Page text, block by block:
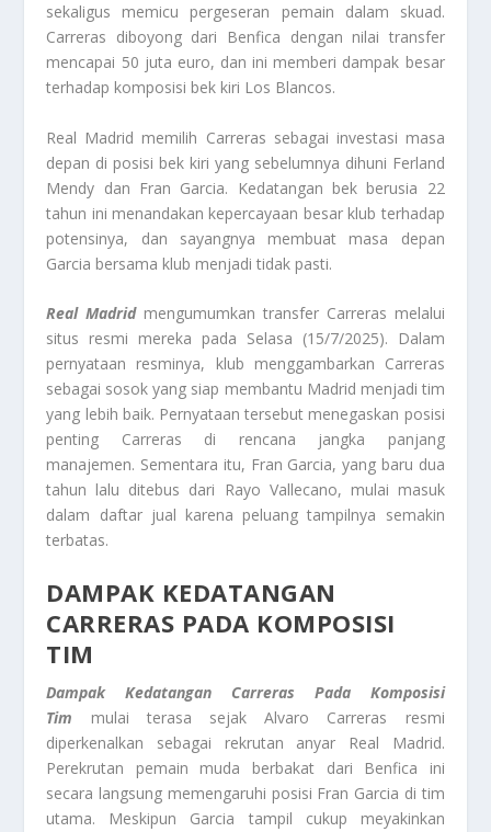
sekaligus memicu pergeseran pemain dalam skuad.
Carreras diboyong dari Benfica dengan nilai transfer
mencapai 50 juta euro, dan ini memberi dampak besar
terhadap komposisi bek kiri Los Blancos.
Real Madrid memilih Carreras sebagai investasi masa
depan di posisi bek kiri yang sebelumnya dihuni Ferland
Mendy dan Fran Garcia. Kedatangan bek berusia 22
tahun ini menandakan kepercayaan besar klub terhadap
potensinya, dan sayangnya membuat masa depan
Garcia bersama klub menjadi tidak pasti.
Real Madrid mengumumkan transfer Carreras melalui
situs resmi mereka pada Selasa (15/7/2025). Dalam
pernyataan resminya, klub menggambarkan Carreras
sebagai sosok yang siap membantu Madrid menjadi tim
yang lebih baik. Pernyataan tersebut menegaskan posisi
penting Carreras di rencana jangka panjang
manajemen. Sementara itu, Fran Garcia, yang baru dua
tahun lalu ditebus dari Rayo Vallecano, mulai masuk
dalam daftar jual karena peluang tampilnya semakin
terbatas.
DAMPAK KEDATANGAN
CARRERAS PADA KOMPOSISI
TIM
Dampak Kedatangan Carreras Pada Komposisi
Tim mulai terasa sejak Alvaro Carreras resmi
diperkenalkan sebagai rekrutan anyar Real Madrid.
Perekrutan pemain muda berbakat dari Benfica ini
secara langsung memengaruhi posisi Fran Garcia di tim
utama. Meskipun Garcia tampil cukup meyakinkan